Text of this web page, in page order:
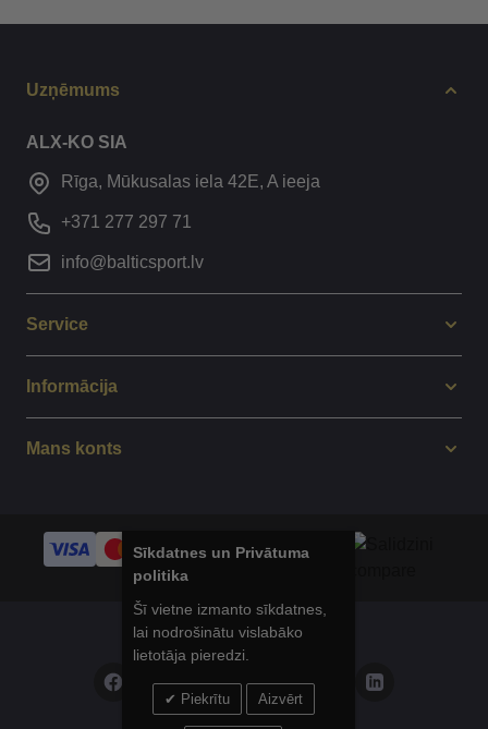
Uzņēmums
ALX-KO SIA
Rīga, Mūkusalas iela 42E, A ieeja
+371 277 297 71
info@balticsport.lv
Service
Informācija
Mans konts
© 2014 - 2025 Balticsport.lv
Sīkdatnes un Privātuma
politika
Šī vietne izmanto sīkdatnes,
lai nodrošinātu vislabāko
lietotāja pieredzi.
Piekrītu Aizvērt